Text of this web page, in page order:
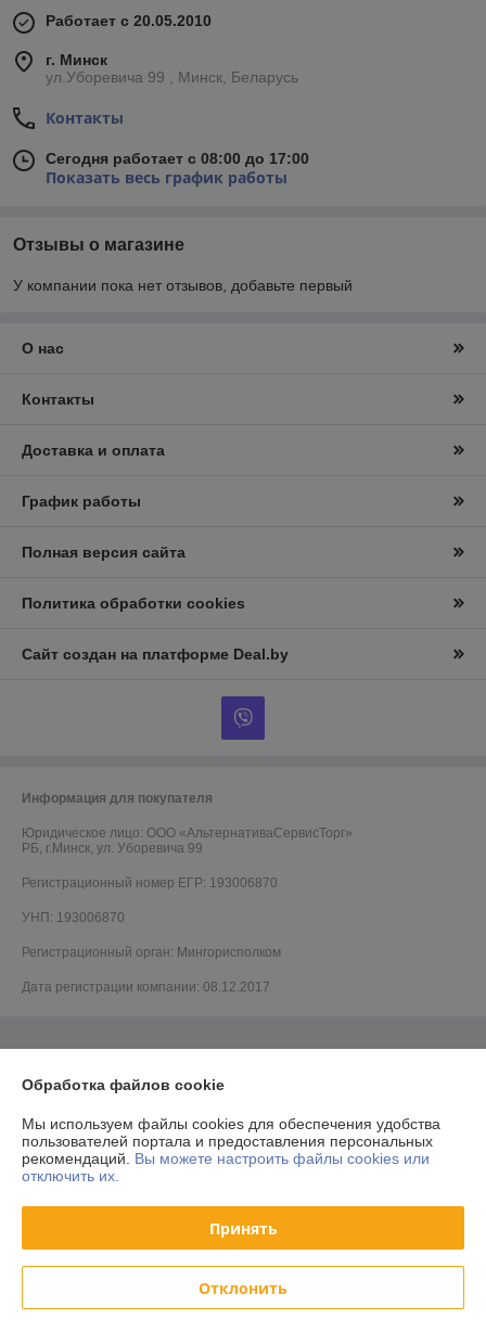
Работает с 20.05.2010
г. Минск
ул.Уборевича 99 , Минск, Беларусь
Контакты
Сегодня работает с 08:00 до 17:00
Показать весь график работы
Отзывы о магазине
У компании пока нет отзывов, добавьте первый
О нас
Контакты
Доставка и оплата
График работы
Полная версия сайта
Политика обработки cookies
Сайт создан на платформе Deal.by
Информация для покупателя
Юридическое лицо: ООО «АльтернативаСервисТорг»
РБ, г.Минск, ул. Уборевича 99
Регистрационный номер ЕГР: 193006870
УНП: 193006870
Регистрационный орган: Мингорисполком
Дата регистрации компании: 08.12.2017
Обработка файлов cookie
Мы используем файлы cookies для обеспечения удобства
пользователей портала и предоставления персональных
рекомендаций. Вы можете настроить файлы cookies или
отключить их.
Принять
Отклонить